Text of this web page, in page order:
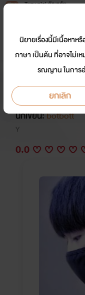
Tunwalai ธัญวลัย
หน้าแรก นิยาย
เหตุการณ์
นักเขียน:botbott
Y
0.0
นิยายเรื่องนี้มีเนื้อหาห
ภาษา เป็นต้น ที่อาจไม่เ
รณญาน ในการ
ยกเลิก